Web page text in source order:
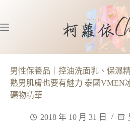
主
內
男性保養品｜控油洗面乳、保濕
熟男肌膚也要有魅力 泰國VMEN
礦物精華
2018 年 10 月 31 日